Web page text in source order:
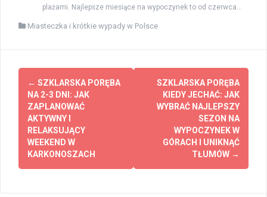
plażami. Najlepsze miesiące na wypoczynek to od czerwca...
Miasteczka i krótkie wypady w Polsce
Zobacz
wpisy
← SZKLARSKA PORĘBA
NA 2-3 DNI: JAK
ZAPLANOWAĆ
AKTYWNY I
RELAKSUJĄCY
WEEKEND W
KARKONOSZACH
SZKLARSKA PORĘBA
KIEDY JECHAĆ: JAK
WYBRAĆ NAJLEPSZY
SEZON NA
WYPOCZYNEK W
GÓRACH I UNIKNĄĆ
TŁUMÓW →